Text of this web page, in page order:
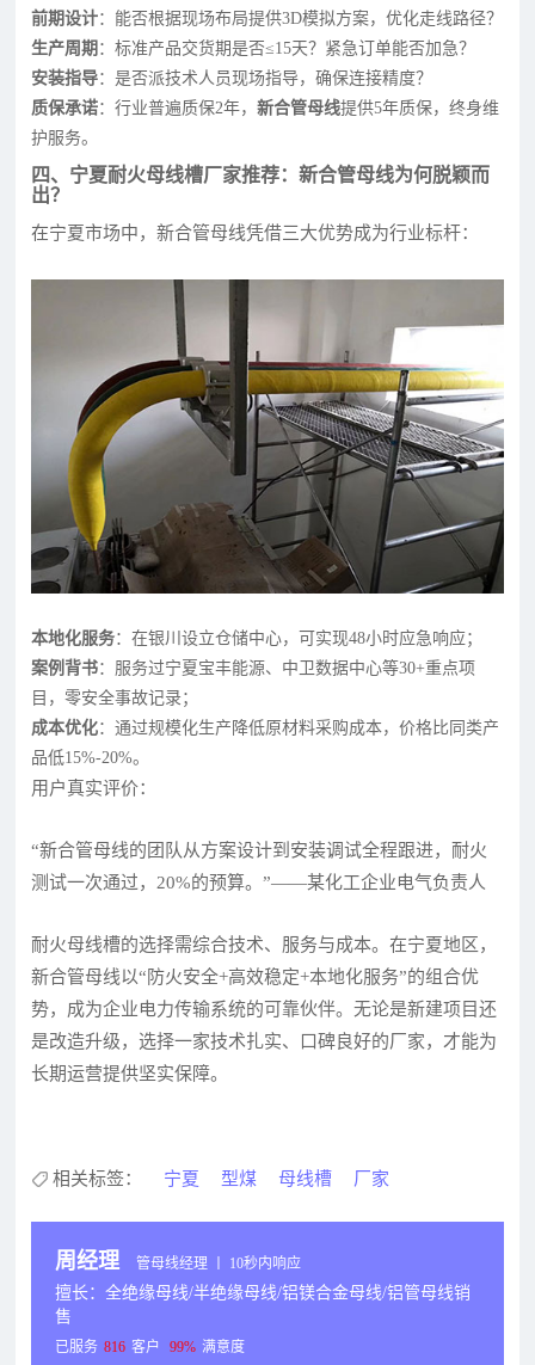
前期设计：能否根据现场布局提供3D模拟方案，优化走线路径？
生产周期 ：标准产品交货期是否≤15天？紧急订单能否加急？
安装指导：是否派技术人员现场指导，确保连接精度？
质保承诺：行业普遍质保2年，新合管母线提供5年质保，终身维
护服务。
四、宁夏耐火母线槽厂家推荐：新合管母线为何脱颖而
出？
在宁夏市场中，新合管母线凭借三大优势成为行业标杆：
本地化服务：在银川设立仓储中心，可实现48小时应急响应；
案例背书：服务过宁夏宝丰能源、中卫数据中心等30+重点项
目，零安全事故记录；
成本优化：通过规模化生产降低原材料采购成本，价格比同类产
品低15%-20%。
用户真实评价：
“新合管母线的团队从方案设计到安装调试全程跟进，耐火
测试一次通过，20%的预算。”——某化工企业电气负责人
耐火母线槽的选择需综合技术、服务与成本。在宁夏地区，
新合管母线以“防火安全+高效稳定+本地化服务”的组合优
势，成为企业电力传输系统的可靠伙伴。无论是新建项目还
是改造升级，选择一家技术扎实、口碑良好的厂家，才能为
长期运营提供坚实保障。
相关标签： 宁夏 型煤 母线槽 厂家
周经理 管母线经理 丨 10秒内响应
擅长：全绝缘母线/半绝缘母线/铝镁合金母线/铝管母线销
售
已服务 816 客户 99% 满意度